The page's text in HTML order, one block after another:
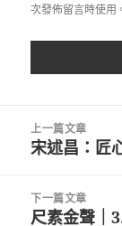
次發佈留言時使用
上一篇文章
上
篇
文
宋述昌：匠
下一篇文章
下
尺素金聲｜